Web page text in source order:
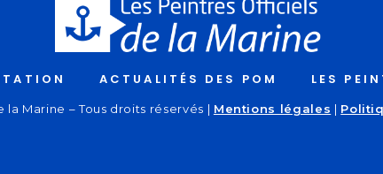
ACTUALITÉS DES POM LES
Marine – Tous droits réservés | Mentions légales |